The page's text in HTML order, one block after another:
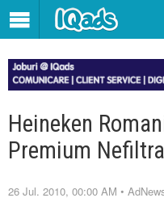
Heineken
Premium
26 Jul. 2010, 00:00 AM •